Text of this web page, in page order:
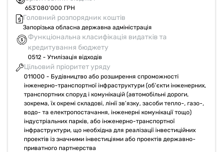
будівельних матеріалів, зокрема цегли, бетону та ін. Ось
кілька прикладів:
- Перероблений заповнювач і гравій для бетону: процес
подрібнення бетонних відходів утворює гравій, який можна
використовувати як наповнювач для виробництва нового
бетону. Це особливо важливо для легких бетонних сумішей і
виробництва високоміцних бетонів.
- Виробництво будівельних блоків: перероблені матеріали,
такі як бетонний гравій, можна використовувати як
наповнювачі у виробництві будівельних блоків для
малоповерхового будівництва.
- Виробництво цегли: у деяких випадках перероблені
матеріали можна використовувати як сировину для
виробництва цегли. Наприклад, пластикові відходи та певні
653'080'000 ГРН
Головний розпорядник коштів
Запорізька обласна державна адміністрація
Функціональна класифікація видатків та
кредитування бюджету
0512 - Утилізація відходів
Цільовий пріоритет уряду
011000 - Будівництво або розширення спроможності
інженерно-транспортної інфраструктури (об’єкти інженерних,
транспортних споруд і комунікацій (автомобільні дороги,
зокрема, їх окремі складові, лінії зв’язку, засоби тепло-, газо-,
водо- та електропостачання, інженерні комунікації тощо)
індустріальних парків, або інженерно-транспортної
інфраструктури, що необхідна для реалізації інвестиційних
проектів із значними інвестиціями або проектів державно-
приватного партнерства